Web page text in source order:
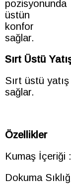
Sırt Üstü
Sırt üstü
sağlar.
Özellikler
Kumaş İçeriği
Dokuma